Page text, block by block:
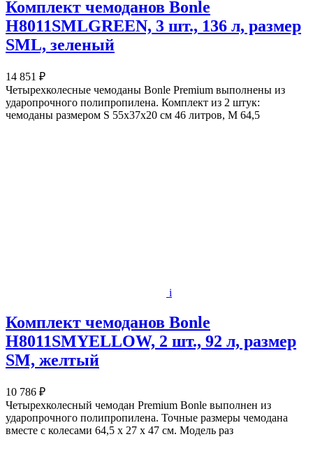
Комплект чемоданов Bonle
H8011SMLGREEN, 3 шт., 136 л, размер
SML, зеленый
14 851 ₽
Четырехколесные чемоданы Bonle Premium выполнены из
ударопрочного полипропилена. Комплект из 2 штук:
чемоданы размером S 55х37х20 см 46 литров, M 64,5
i
Комплект чемоданов Bonle
H8011SMYELLOW, 2 шт., 92 л, размер
SM, желтый
10 786 ₽
Четырехколесный чемодан Premium Bonle выполнен из
ударопрочного полипропилена. Точные размеры чемодана
вместе с колесами 64,5 х 27 х 47 см. Модель раз